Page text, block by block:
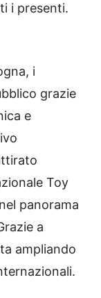
i presenti.
i
grazie
e
Toy
panorama
a
ampliando